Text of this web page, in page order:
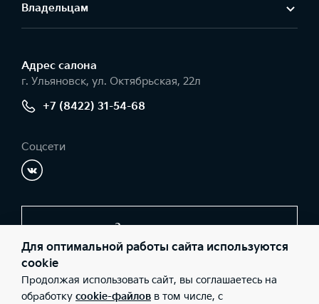
Владельцам
Адрес салонa
г. Ульяновск, ул. Октябрьская, 22л
+7 (8422) 31-54-68
Соцсети
Заказать звонок
© 2026 Юридические лица ООО «Авторай-КИА» (Фактический
адрес: г. Ульяновск, ул. Октябрьская, 22л; Телефон: +7 (8422) 31-
Для оптимальной работы сайта используются
cookie
Продолжая использовать сайт, вы соглашаетесь на
обработку cookie-файлов в том числе, с